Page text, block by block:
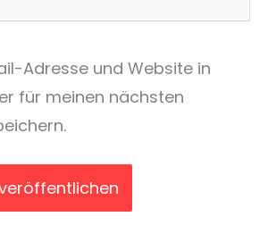
Adresse und Website in
für meinen nächsten